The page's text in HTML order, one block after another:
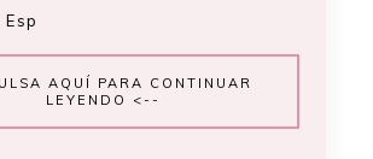
AQUÍ PARA CONTINUAR
LEYENDO <--